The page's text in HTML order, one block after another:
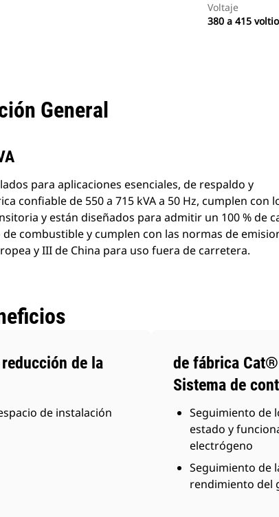
Voltaje
380 a 415
deGeneral
para aplicaciones esenciales, de respaldo y
confiable de 550 a 715 kVA a 50 Hz, cumplen con
y están diseñados para admitir un 100 % de
combustible y cumplen con las normas de
y III de China para uso fuera de carretera.
de la
de instalación
de fábrica
Sistema de
Seguimiento de
estado y
electrógeno
Seguimiento de
rendimiento del